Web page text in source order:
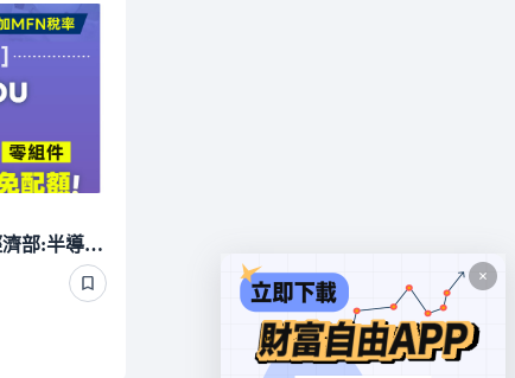
美國對多晶矽課15％關稅 經濟部:半導體可爭取豁免、太陽能產業衝擊有限